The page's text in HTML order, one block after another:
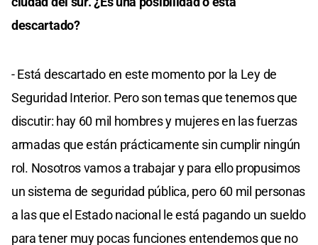
descartado?
- Está descartado en este momento por la Ley de
Seguridad Interior. Pero son temas que tenemos que
discutir: hay 60 mil hombres y mujeres en las fuerzas
armadas que están prácticamente sin cumplir ningún
rol. Nosotros vamos a trabajar y para ello propusimos
un sistema de seguridad pública, pero 60 mil personas
a las que el Estado nacional le está pagando un sueldo
para tener muy pocas funciones entendemos que no